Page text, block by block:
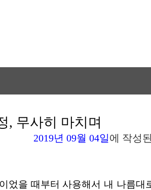
, 무사히 마치며
2019년 09월 04일에 작성
었을 때부터 사용해서 내 나름대